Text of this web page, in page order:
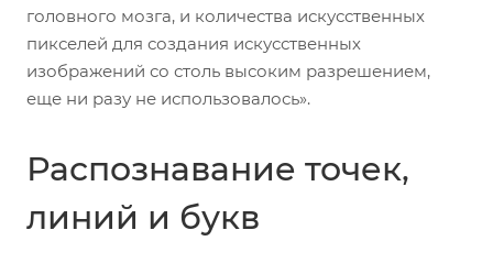
головного мозга, и количества искусственных
пикселей для создания искусственных
изображений со столь высоким разрешением,
еще ни разу не использовалось».
Распознавание точек,
линий и букв